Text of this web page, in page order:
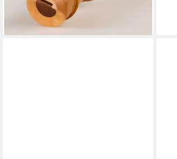
232,20 €
lieferbar - in 3-4 Werktagen bei dir